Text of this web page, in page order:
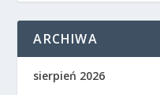
ARCHIWA
sierpień 2026